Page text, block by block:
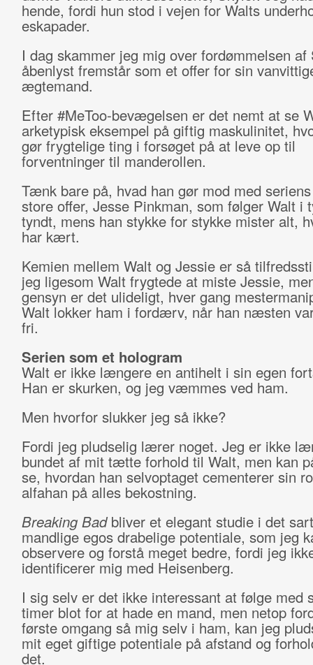
hende, fordi hun stod i vejen for Walts
eskapader.
I dag skammer jeg mig over fordømmelsen af
åbenlyst fremstår som et offer for sin
ægtemand.
Efter #MeToo-bevægelsen er det nemt at se
arketypisk eksempel på giftig maskulinitet,
gør frygtelige ting i forsøget på at leve op til
forventninger til manderollen.
Tænk bare på, hvad han gør mod med
store offer, Jesse Pinkman, som følger Walt i
tyndt, mens han stykke for stykke mister alt,
har kært.
Kemien mellem Walt og Jessie er så
jeg ligesom Walt frygtede at miste Jessie,
gensyn er det ulideligt, hver gang
Walt lokker ham i fordærv, når han næsten
fri.
Serien som et hologram
Walt er ikke længere en antihelt i sin egen
Han er skurken, og jeg væmmes ved ham.
Men hvorfor slukker jeg så ikke?
Fordi jeg pludselig lærer noget. Jeg er ikke
bundet af mit tætte forhold til Walt, men kan
se, hvordan han selvoptaget cementerer sin
alfahan på alles bekostning.
Breaking Badbliver et elegant studie i det
mandlige egos drabelige potentiale, som jeg
observere og forstå meget bedre, fordi jeg
identificerer mig med Heisenberg.
I sig selv er det ikke interessant at følge med
timer blot for at hade en mand, men netop
første omgang så mig selv i ham, kan jeg
mit eget giftige potentiale på afstand og
det.